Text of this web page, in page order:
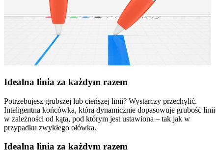
Idealna linia za każdym razem
Potrzebujesz grubszej lub cieńszej linii? Wystarczy przechylić.
Inteligentna końcówka, która dynamicznie dopasowuje grubość linii
w zależności od kąta, pod którym jest ustawiona – tak jak w
przypadku zwykłego ołówka.
Idealna linia za każdym razem